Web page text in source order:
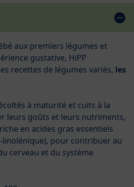
aux premiers légumes et
gustative, HiPP
recettes de légumes variés, les
à maturité et cuits à la
leurs goûts et leurs nutriments,
en acides gras essentiels
linolénique), pour contribuer au
cerveau et du système